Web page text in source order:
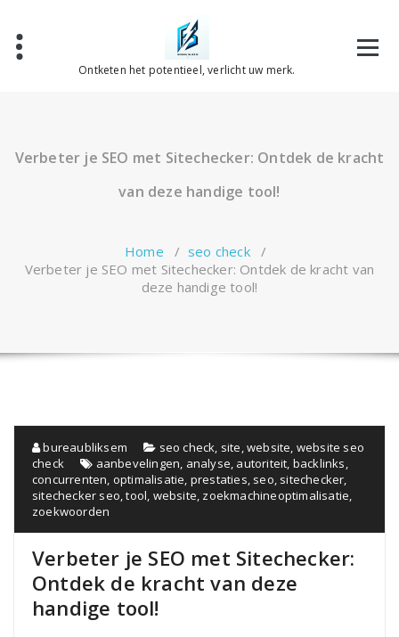
inhoud
Ontketen het potentieel, verlicht uw merk.
Verbeter je SEO met Sitechecker: Ontdek de kracht
van deze handige tool!
Home / seo check/
Verbeter je SEO met Sitechecker: Ontdek de kracht van
deze handige tool!
bureaubliksem seo check, site,website, website seo
check
aanbevelingen, analyse, autoriteit, backlinks,
concurrenten, optimalisatie, prestaties, seo, sitechecker,
sitechecker seo,tool, website, zoekmachineoptimalisatie,
zoekwoorden
Verbeter je SEO met Sitechecker:
Ontdek de kracht van deze
handige tool!